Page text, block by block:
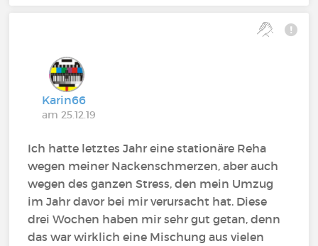
Karin66
am 25.12.19
Ich hatte letztes Jahr eine stationäre Reha
wegen meiner Nackenschmerzen, aber auch
wegen des ganzen Stress, den mein Umzug
im Jahr davor bei mir verursacht hat. Diese
drei Wochen haben mir sehr gut getan, denn
das war wirklich eine Mischung aus vielen